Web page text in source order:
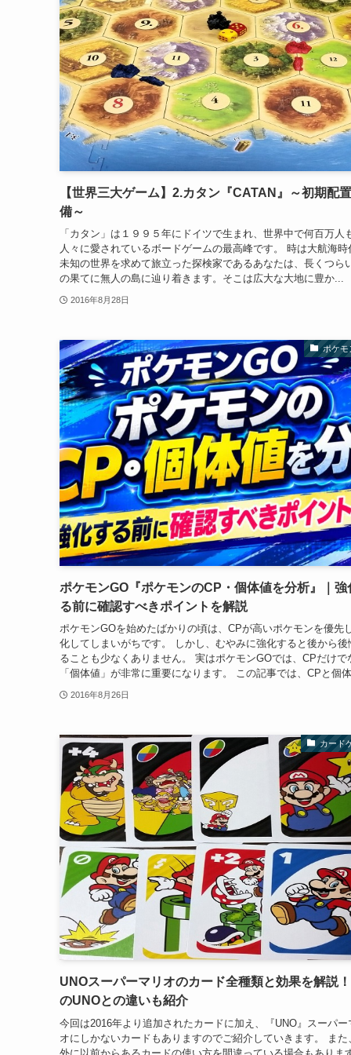
【世界三大ゲーム】2.カタン『CATAN』～初期配
備～
「カタン」は１９９５年にドイツで生まれ、世界中で何百万人
人々に愛されているボードゲームの最高峰です。 時は大航海時
未知の世界を求めて旅立った探検家であるあなたは、長くつら
の果てに無人の島に辿り着きます。そこは広大な大地に豊か...
2016年8月28日
ポケモ
ポケモンGO『ポケモンのCP・個体値を分析』｜強
る前に確認すべきポイントを解説
ポケモンGOを始めたばかりの頃は、CPが高いポケモンを優先
化してしまいがちです。 しかし、むやみに強化すると後から後
ることも少なくありません。 実はポケモンGOでは、CPだけで
「個体値」が非常に重要になります。 この記事では、CPと個
2016年8月26日
カード
UNOスーパーマリオのカード全種類と効果を解説
のUNOとの違いも紹介
今回は2016年より追加されたカードに加え、『UNO』スーパー
オにしかないカードもありますのでご紹介していきます。 また